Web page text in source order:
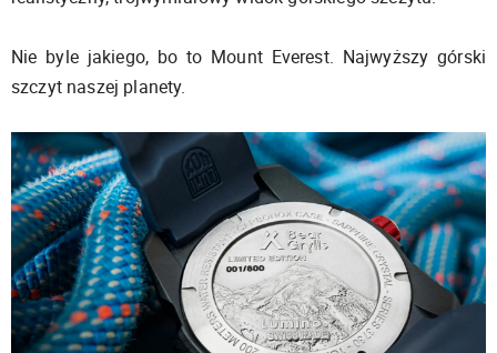
Nie byle jakiego, bo to Mount Everest. Najwyższy górski
szczyt naszej planety.